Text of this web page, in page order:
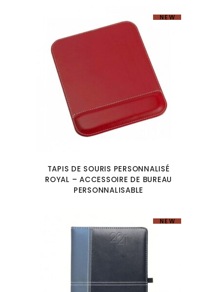
NEW
TAPIS DE SOURIS PERSONNALISÉ
ROYAL – ACCESSOIRE DE BUREAU
PERSONNALISABLE
NEW